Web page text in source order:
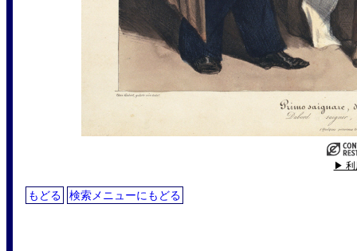
▶ 利
もどる 検索メニューにもどる